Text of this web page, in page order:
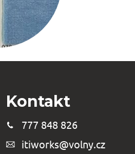
Kontakt
777 848 826
itiworks@volny.cz